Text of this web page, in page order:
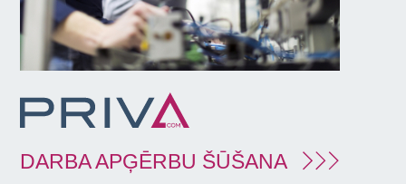
DARBA APĢĒRBU ŠŪŠANA